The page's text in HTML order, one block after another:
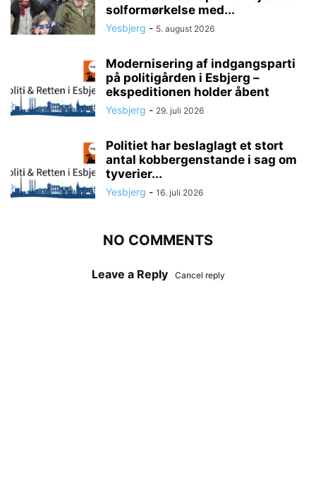
solformørkelse med...
Yesbjerg - 5. august 2026
Modernisering af indgangsparti
på politigården i Esbjerg –
ekspeditionen holder åbent
Yesbjerg - 29. juli 2026
Politiet har beslaglagt et stort
antal kobbergenstande i sag om
tyverier...
Yesbjerg - 16. juli 2026
NO COMMENTS
Leave a Reply Cancel reply